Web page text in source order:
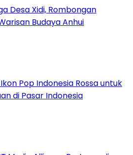
Desa Xidi, Rombongan
Budaya Anhui
Pop Indonesia Rossa untuk
di Pasar Indonesia